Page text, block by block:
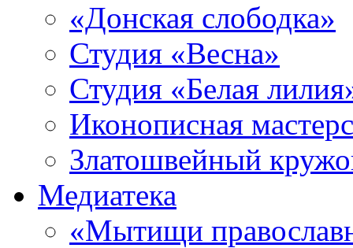
«Донская слободка»
Студия «Весна»
Студия «Белая
Иконописная
Златошвейный
Медиатека
«Мытищи